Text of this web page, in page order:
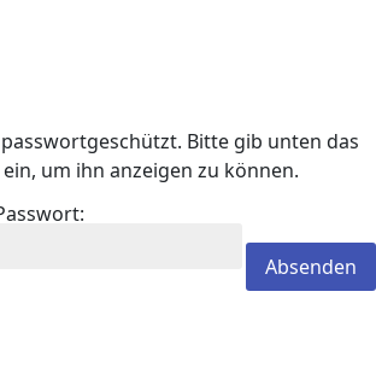
Bitte gib unten das
um ihn anzeigen zu können.